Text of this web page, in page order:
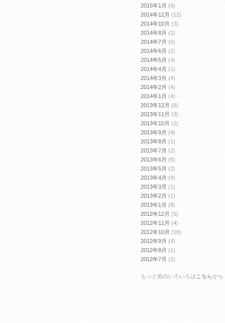
2015年1月 (6)
2014年12月 (12)
2014年10月 (3)
2014年8月 (2)
2014年7月 (6)
2014年6月 (2)
2014年5月 (4)
2014年4月 (1)
2014年3月 (4)
2014年2月 (4)
2014年1月 (4)
2013年12月 (6)
2013年11月 (3)
2013年10月 (2)
2013年9月 (4)
2013年8月 (1)
2013年7月 (2)
2013年6月 (5)
2013年5月 (2)
2013年4月 (9)
2013年3月 (1)
2013年2月 (1)
2013年1月 (8)
2012年12月 (5)
2012年11月 (4)
2012年10月 (16)
2012年9月 (4)
2012年8月 (1)
2012年7月 (2)
もっと前のいろいろは こちらから